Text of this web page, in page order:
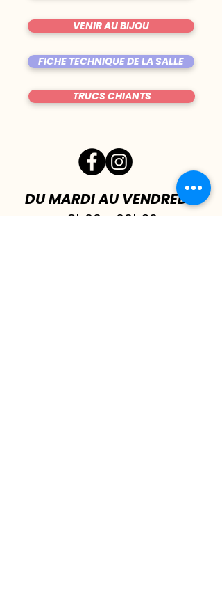
VENIR AU BIJOU
FICHE TECHNIQUE DE LA SALLE
TRUCS CHIANTS
DU MARDI AU VENDREDI |
8h00 - 00h30